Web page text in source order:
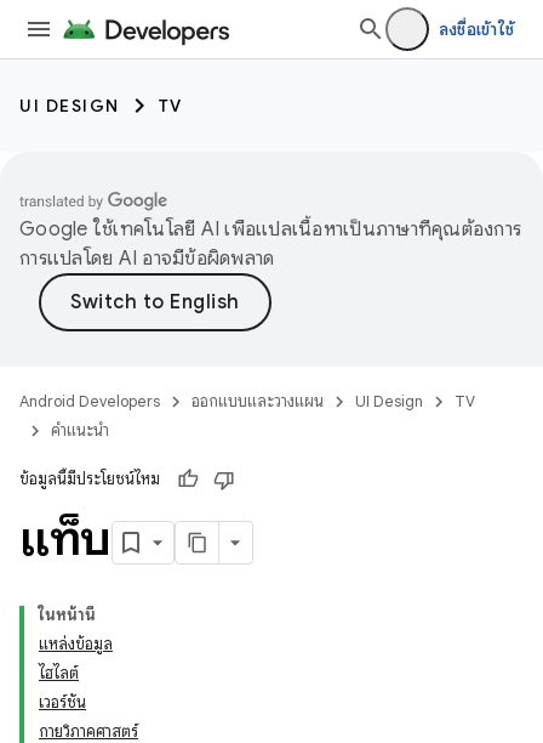
ลงชื่อเข้าใช้
UI DESIGN TV
Google ใช้เทคโนโลยี AI เพื่อแปลเนื้อหาเป็นภาษาที่คุณต้องการ
การแปลโดย AI อาจมีข้อผิดพลาด
Android Developers ออกแบบและวางแผน UI Design
TV
คำแนะนำ
ข้อมูลนี้มีประโยชน์ไหม
แท็บ
ในหน้านี้
แหล่งข้อมูล
ไฮไลต์
เวอร์ชัน
กายวิภาคศาสตร์